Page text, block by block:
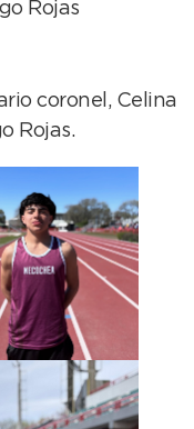
Rojas
coronel, Celina
Rojas.